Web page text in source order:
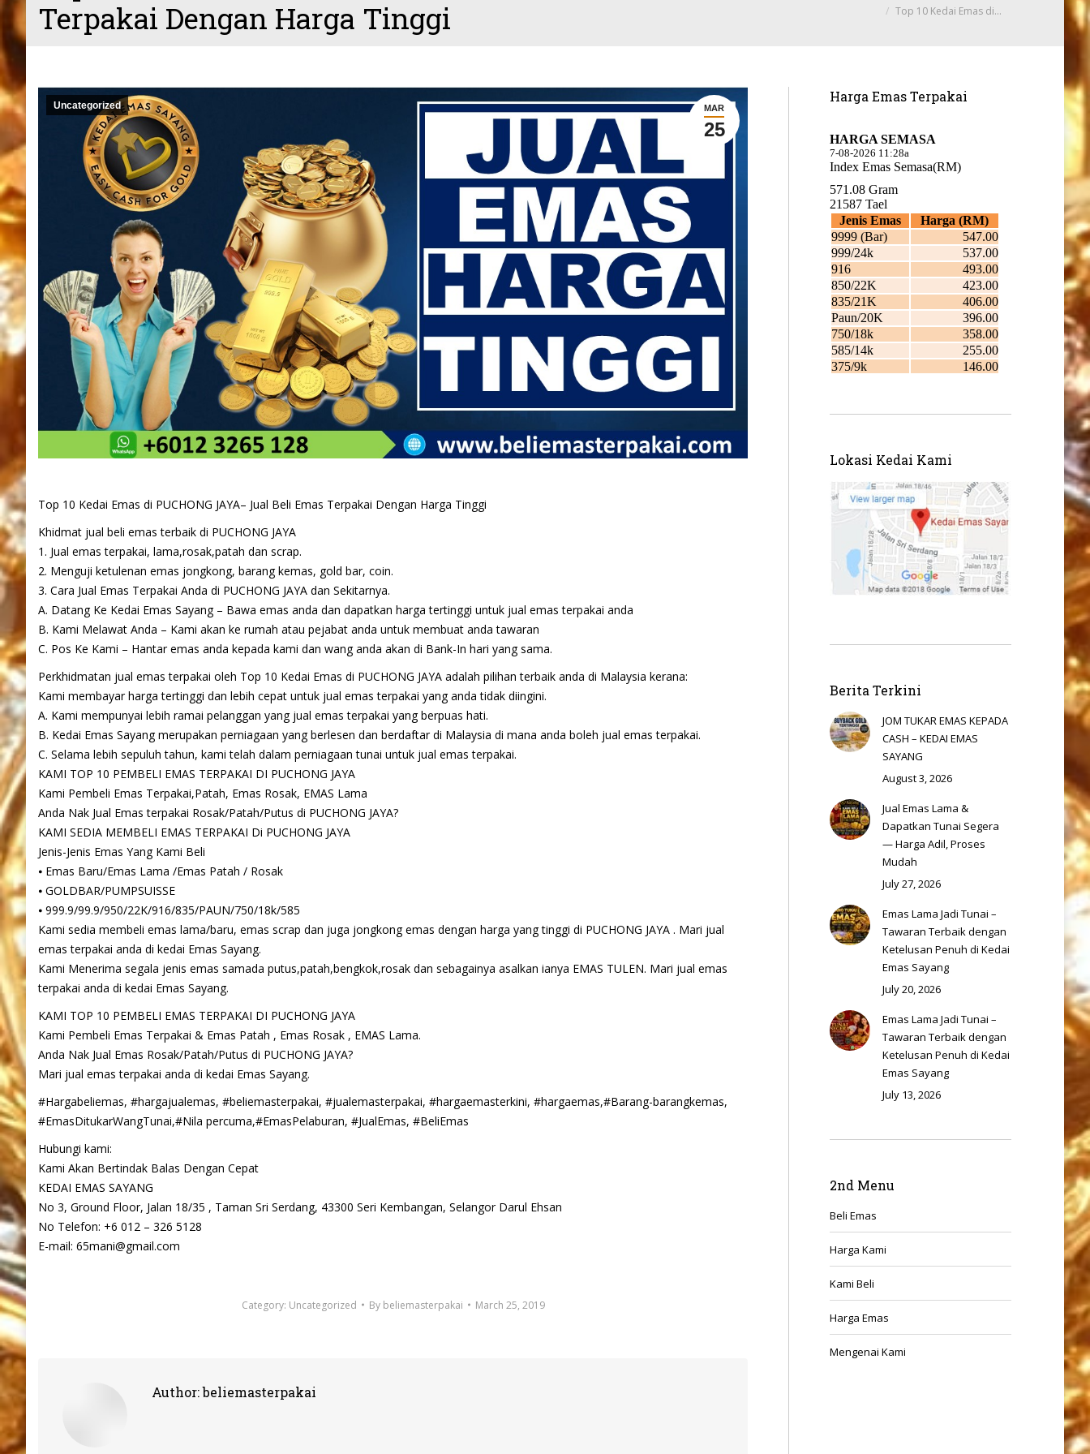
Terpakai Dengan Harga Tinggi
Top 10 Kedai Emas di…
MAR
25
Uncategorized
Top 10 Kedai Emas di PUCHONG JAYA– Jual Beli Emas Terpakai Dengan Harga Tinggi
Khidmat jual beli emas terbaik di PUCHONG JAYA
1. Jual emas terpakai, lama,rosak,patah dan scrap.
2. Menguji ketulenan emas jongkong, barang kemas, gold bar, coin.
3. Cara Jual Emas Terpakai Anda di PUCHONG JAYA dan Sekitarnya.
A. Datang Ke Kedai Emas Sayang – Bawa emas anda dan dapatkan harga tertinggi untuk jual emas terpakai anda
B. Kami Melawat Anda – Kami akan ke rumah atau pejabat anda untuk membuat anda tawaran
C. Pos Ke Kami – Hantar emas anda kepada kami dan wang anda akan di Bank-In hari yang sama.
Perkhidmatan jual emas terpakai oleh Top 10 Kedai Emas di PUCHONG JAYA adalah pilihan terbaik anda di Malaysia kerana:
Kami membayar harga tertinggi dan lebih cepat untuk jual emas terpakai yang anda tidak diingini.
A. Kami mempunyai lebih ramai pelanggan yang jual emas terpakai yang berpuas hati.
B. Kedai Emas Sayang merupakan perniagaan yang berlesen dan berdaftar di Malaysia di mana anda boleh jual emas terpakai.
C. Selama lebih sepuluh tahun, kami telah dalam perniagaan tunai untuk jual emas terpakai.
KAMI TOP 10 PEMBELI EMAS TERPAKAI DI PUCHONG JAYA
Kami Pembeli Emas Terpakai,Patah, Emas Rosak, EMAS Lama
Anda Nak Jual Emas terpakai Rosak/Patah/Putus di PUCHONG JAYA?
KAMI SEDIA MEMBELI EMAS TERPAKAI Di PUCHONG JAYA
Jenis-Jenis Emas Yang Kami Beli
⦁ Emas Baru/Emas Lama /Emas Patah / Rosak
⦁ GOLDBAR/PUMPSUISSE
⦁ 999.9/99.9/950/22K/916/835/PAUN/750/18k/585
Kami sedia membeli emas lama/baru, emas scrap dan juga jongkong emas dengan harga yang tinggi di PUCHONG JAYA . Mari jual
emas terpakai anda di kedai Emas Sayang.
Kami Menerima segala jenis emas samada putus,patah,bengkok,rosak dan sebagainya asalkan ianya EMAS TULEN. Mari jual emas
terpakai anda di kedai Emas Sayang.
KAMI TOP 10 PEMBELI EMAS TERPAKAI DI PUCHONG JAYA
Kami Pembeli Emas Terpakai & Emas Patah , Emas Rosak , EMAS Lama.
Anda Nak Jual Emas Rosak/Patah/Putus di PUCHONG JAYA?
Mari jual emas terpakai anda di kedai Emas Sayang.
#Hargabeliemas, #hargajualemas, #beliemasterpakai, #jualemasterpakai, #hargaemasterkini, #hargaemas,#Barang-barangkemas,
#EmasDitukarWangTunai,#Nila percuma,#EmasPelaburan, #JualEmas, #BeliEmas
Hubungi kami:
Kami Akan Bertindak Balas Dengan Cepat
KEDAI EMAS SAYANG
No 3, Ground Floor, Jalan 18/35 , Taman Sri Serdang, 43300 Seri Kembangan, Selangor Darul Ehsan
No Telefon: +6 012 – 326 5128
E-mail: 65mani@gmail.com
Category: Uncategorized By beliemasterpakai March 25, 2019
Author:beliemasterpakai
Harga Emas Terpakai
Lokasi Kedai Kami
Berita Terkini
JOM TUKAR EMAS KEPADA
CASH – KEDAI EMAS
SAYANG
August 3, 2026
Jual Emas Lama &
Dapatkan Tunai Segera
— Harga Adil, Proses
Mudah
July 27, 2026
Emas Lama Jadi Tunai –
Tawaran Terbaik dengan
Ketelusan Penuh di Kedai
Emas Sayang
July 20, 2026
Emas Lama Jadi Tunai –
Tawaran Terbaik dengan
Ketelusan Penuh di Kedai
Emas Sayang
July 13, 2026
2nd Menu
Beli Emas
Harga Kami
Kami Beli
Harga Emas
Mengenai Kami